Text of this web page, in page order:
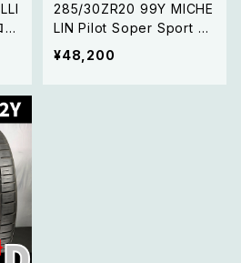
285/30ZR20 99Y MICHE
LIN Pilot Soper Sport ミ
シュランパイロットスパース
ポーツ 【MO1承認 22年製】
¥48,200